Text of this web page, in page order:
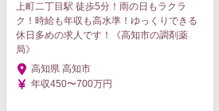
上町二丁目駅 徒歩5分！雨の日もラクラ
ク！時給も年収も高水準！ゆっくりできる
休日多めの求人です！《高知市の調剤薬
局》
高知県 高知市
年収450〜700万円